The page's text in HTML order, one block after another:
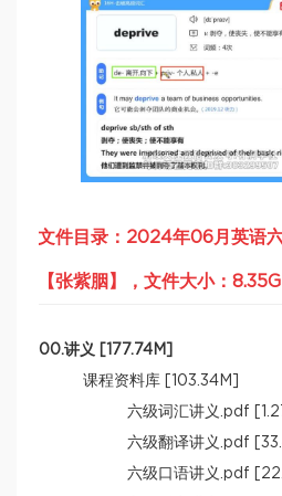
文件目录：2024年06月英语
【张紫胭】，文件大小：8.35G
00.讲义 [177.74M]
课程资料库 [103.34M]
六级词汇讲义.pdf
六级翻译讲义.pdf
六级口语讲义.pdf